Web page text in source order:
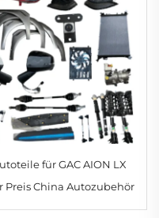
für GAC AION LX
Preis China Autozubehör